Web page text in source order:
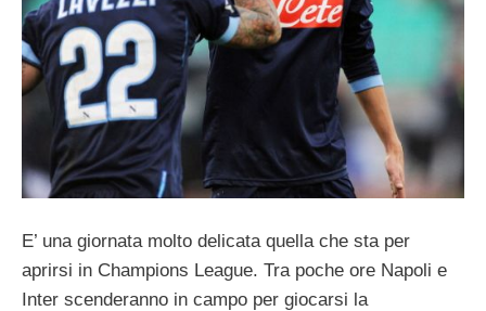
E’ una giornata molto delicata quella che sta per
aprirsi in Champions League. Tra poche ore Napoli e
Inter scenderanno in campo per giocarsi la